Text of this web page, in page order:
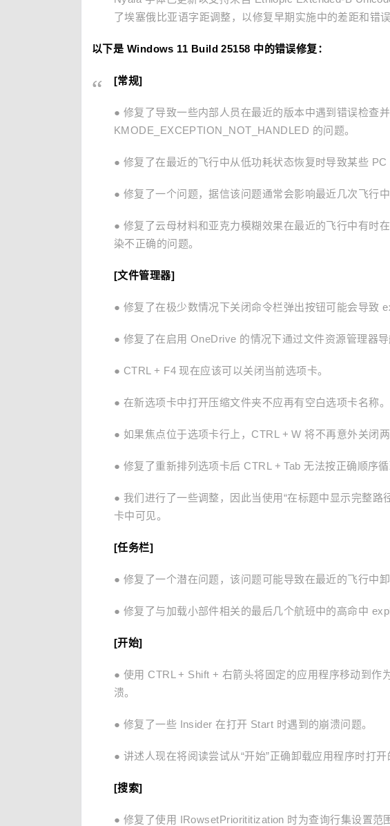
了埃塞俄比亚语字距调整，以修复早期实施中的差距和错
以下是 Windows 11 Build 25158 中的错误修复：
[常规]
● 修复了导致一些内部人员在最近的版本中遇到错误检查
KMODE_EXCEPTION_NOT_HANDLED 的问题。
● 修复了在最近的飞行中从低功耗状态恢复时导致某些 PC
● 修复了一个问题，据信该问题通常会影响最近几次飞行
● 修复了云母材料和亚克力模糊效果在最近的飞行中有时
染不正确的问题。
[文件管理器]
● 修复了在极少数情况下关闭命令栏弹出按钮可能会导致
● 修复了在启用 OneDrive 的情况下通过文件资源管理器
● CTRL + F4 现在应该可以关闭当前选项卡。
● 在新选项卡中打开压缩文件夹不应再有空白选项卡名称。
● 如果焦点位于选项卡行上，CTRL + W 将不再意外关闭
● 修复了重新排列选项卡后 CTRL + Tab 无法按正确顺序循
● 我们进行了一些调整，因此当使用“在标题中显示完整
卡中可见。
[任务栏]
● 修复了一个潜在问题，该问题可能导致在最近的飞行中
● 修复了与加载小部件相关的最后几个航班中的高命中
[开始]
● 使用 CTRL + Shift + 右箭头将固定的应用程序移动到作
溃。
● 修复了一些 Insider 在打开 Start 时遇到的崩溃问题。
● 讲述人现在将阅读尝试从“开始”正确卸载应用程序时打开
[搜索]
● 修复了使用 IRowsetPriorititization 时为查询行集设置